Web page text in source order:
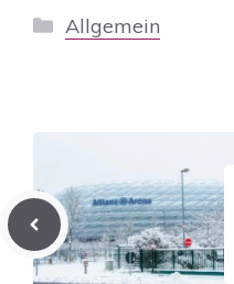
Kategorien
Allgemein